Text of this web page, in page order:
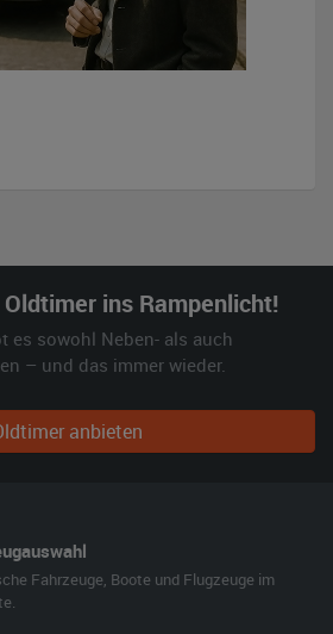
ins Rampenlicht!
es sowohl Neben- als auch
– und das immer wieder.
anbieten
Fahrzeuge, Boote und Flugzeuge im